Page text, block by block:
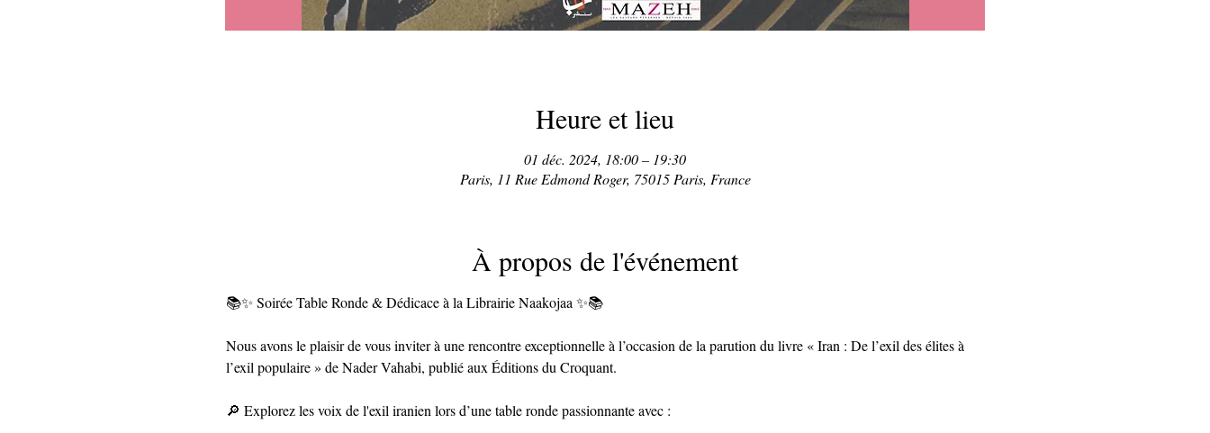
Heure et lieu
01 déc. 2024, 18:00 – 19:30
Paris, 11 Rue Edmond Roger, 75015 Paris, France
À propos de l'événement
📚✨ Soirée Table Ronde & Dédicace à la Librairie Naakojaa ✨📚
Nous avons le plaisir de vous inviter à une rencontre exceptionnelle à l’occasion de la parution du livre « Iran : De l’exil des élites à
l’exil populaire » de Nader Vahabi, publié aux Éditions du Croquant.
🔎 Explorez les voix de l'exil iranien lors d’une table ronde passionnante avec :